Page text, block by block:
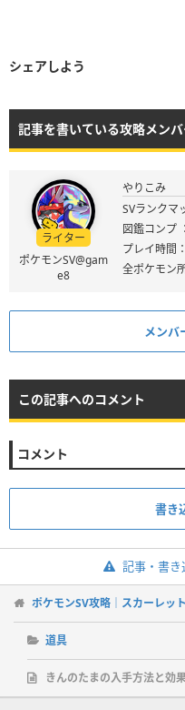
シェアしよう
記事を書いている攻略メン
ライター
ポケモンSV@gam
e8
やりこみ
SVランクマ
図鑑コンプ
プレイ時間
全ポケモン
メンバ
この記事へのコメント
コメント
書き
記事・書き
ポケモンSV攻略｜スカーレッ
道具
きんのたまの入手方法と効